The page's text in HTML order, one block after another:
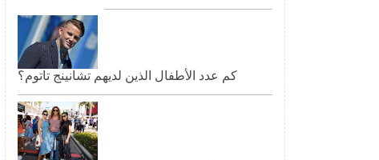
كم عدد الأطفال الذين لديهم تشانينج تاتوم؟